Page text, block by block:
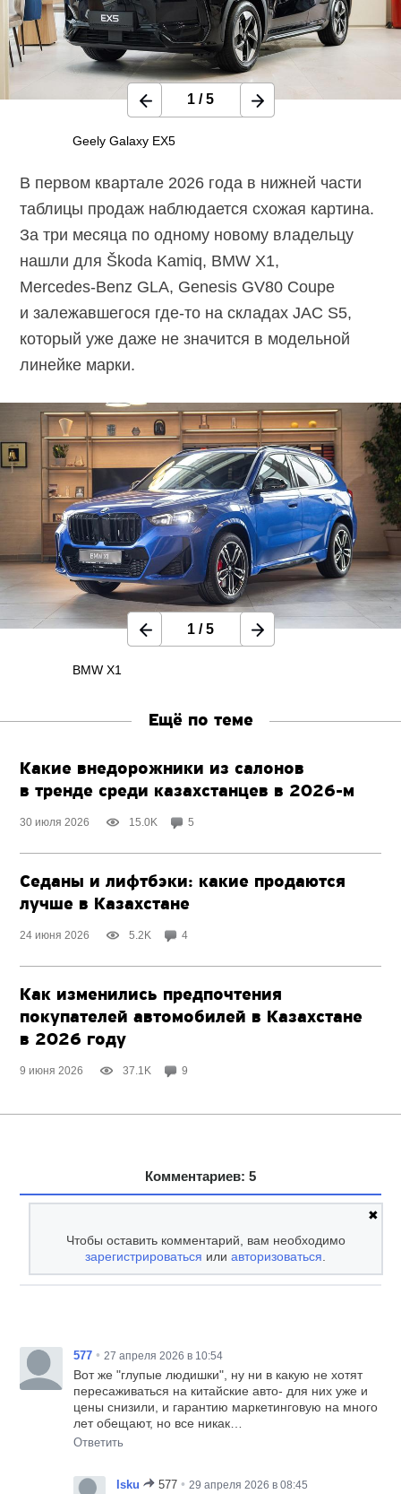
Geely Galaxy EX5
1 /5
В первом квартале 2026 года в нижней части
таблицы продаж наблюдается схожая картина.
За три месяца по одному новому владельцу
нашли для Škoda Kamiq, BMW X1,
Mercedes-Benz GLA, Genesis GV80 Coupe
и залежавшегося где-то на складах JAC S5,
который уже даже не значится в модельной
линейке марки.
BMW X1
1 /5
Ещё по теме
Какие внедорожники из салонов
в тренде среди казахстанцев в 2026-м
30 июля 2026 15.0K 5
Седаны и лифтбэки: какие продаются
лучше в Казахстане
24 июня 2026 5.2K 4
Как изменились предпочтения
покупателей автомобилей в Казахстане
в 2026 году
9 июня 2026 37.1K 9
Комментариев: 5
✖
Чтобы оставить комментарий, вам необходимо
зарегистрироваться илиавторизоваться
577 • 27 апреля 2026 в 10:54
Вот же "глупые людишки", ну ни в какую не хотят
пересаживаться на китайские авто- для них уже и
цены снизили, и гарантию маркетинговую на много
лет обещают, но все никак…
Ответить
Isku 577 • 29 апреля 2026 в 08:45